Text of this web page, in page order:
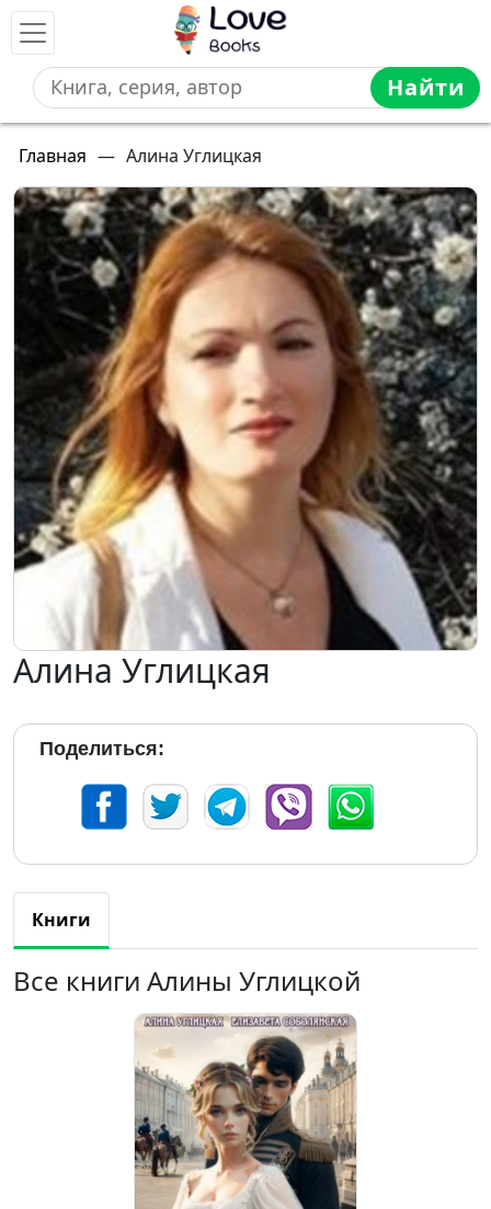
Найти
Главная — Алина Углицкая
Алина Углицкая
Поделиться:
Книги
Все книги Алины Углицкой